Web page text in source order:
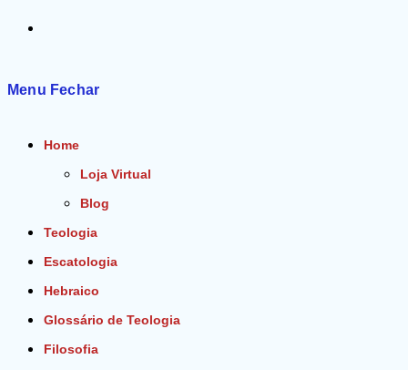
Menu Fechar
Home
Loja Virtual
Blog
Teologia
Escatologia
Hebraico
Glossário de Teologia
Filosofia